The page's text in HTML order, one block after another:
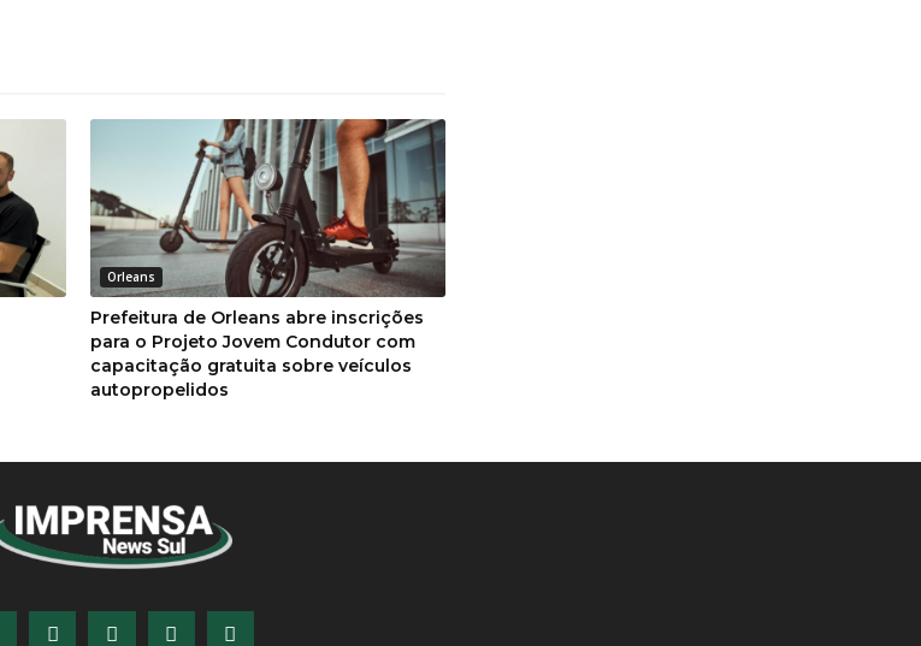
Orleans
Prefeitura de Orleans abre inscrições
para o Projeto Jovem Condutor com
capacitação gratuita sobre veículos
autopropelidos